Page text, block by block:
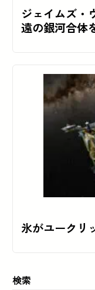
ジェイムズ・
遠の銀河合体
氷がユークリ
検索